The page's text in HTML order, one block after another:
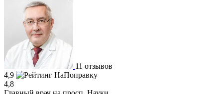
11 отзывов
4,9
4,8